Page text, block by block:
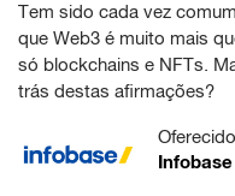
Tem sido cada vez
que Web3 é muito mais
só blockchains e NFTs.
trás destas afirmações?
Infobase